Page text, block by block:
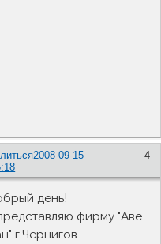
4
2008-09-15
день!
фирму "Аве
г.Чернигов.